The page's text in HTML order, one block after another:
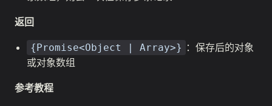
返回
{Promise<Object | Array>} ：保存后的对象
或对象数组
参考教程